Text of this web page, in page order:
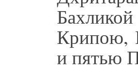
Крипою,
и пятью